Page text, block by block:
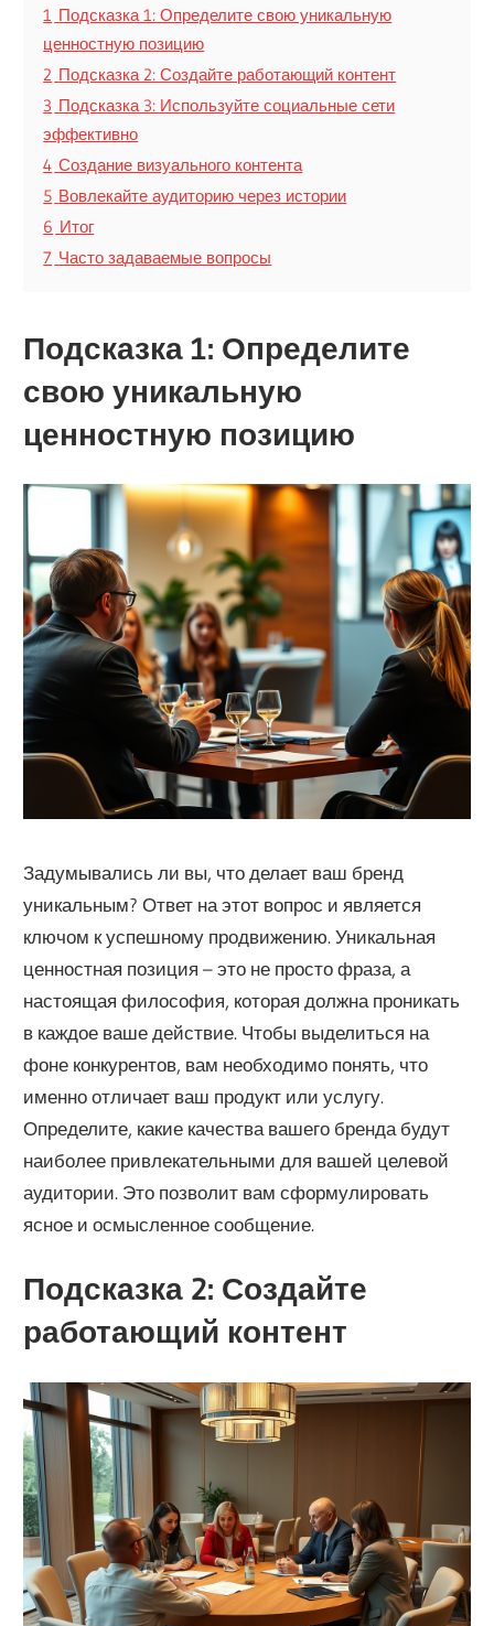
1 Подсказка 1: Определите свою уникальную
ценностную позицию
2 Подсказка 2: Создайте работающий контент
3 Подсказка 3: Используйте социальные сети
эффективно
4 Создание визуального контента
5 Вовлекайте аудиторию через истории
6 Итог
7 Часто задаваемые вопросы
Подсказка 1: Определите
свою уникальную
ценностную позицию
Задумывались ли вы, что делает ваш бренд
уникальным? Ответ на этот вопрос и является
ключом к успешному продвижению. Уникальная
ценностная позиция – это не просто фраза, а
настоящая философия, которая должна проникать
в каждое ваше действие. Чтобы выделиться на
фоне конкурентов, вам необходимо понять, что
именно отличает ваш продукт или услугу.
Определите, какие качества вашего бренда будут
наиболее привлекательными для вашей целевой
аудитории. Это позволит вам сформулировать
ясное и осмысленное сообщение.
Подсказка 2: Создайте
работающий контент